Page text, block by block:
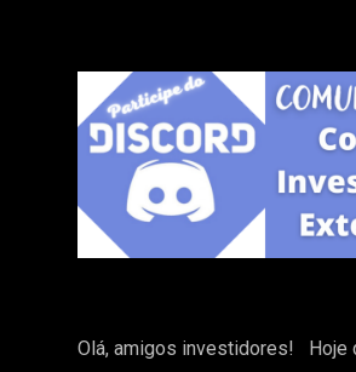
Olá, amigos investidores! Hoje